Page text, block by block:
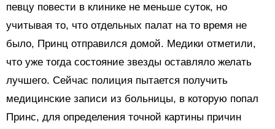
певцу повести в клинике не меньше суток, но
учитывая то, что отдельных палат на то время не
было, Принц отправился домой. Медики отметили,
что уже тогда состояние звезды оставляло желать
лучшего. Сейчас полиция пытается получить
медицинские записи из больницы, в которую попал
Принс, для определения точной картины причин